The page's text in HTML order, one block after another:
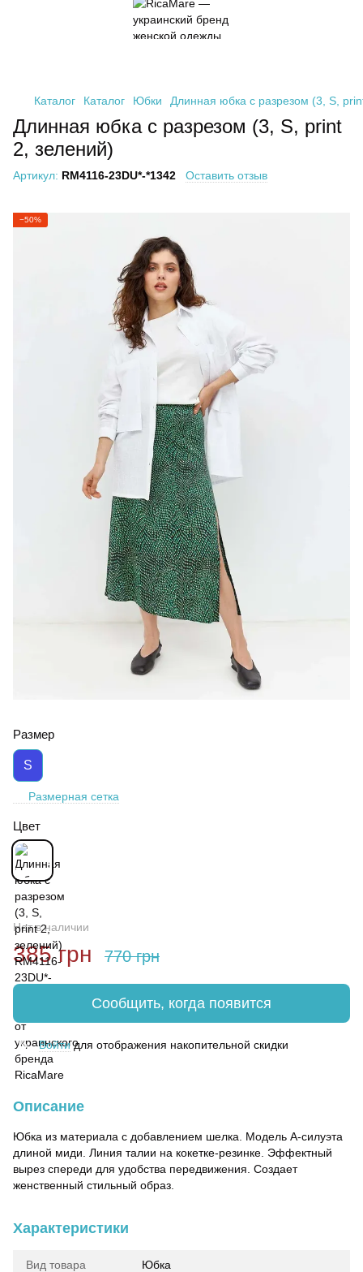
Каталог Каталог Юбки Длинная юбка с разрезом (3, S,
Длинная юбка с разрезом (3, S, print
2, зелений)
Артикул: RM4116-23DU*-*1342 Оставить отзыв
−50%
Размер
S
Размерная сетка
Цвет
Нет в наличии
385 грн 770 грн
Сообщить, когда появится
% Войтидля отображения накопительной скидки
Описание
Юбка из материала с добавлением шелка. Модель А-силуэта
длиной миди. Линия талии на кокетке-резинке. Эффектный
вырез спереди для удобства передвижения. Создает
женственный стильный образ.
Характеристики
Вид товара Юбка